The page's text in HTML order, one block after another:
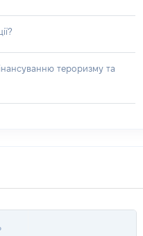
тероризму та